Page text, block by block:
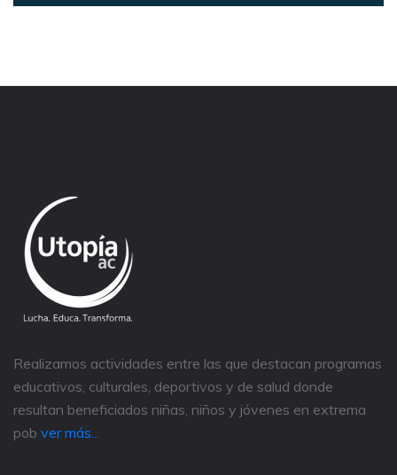
Realizamos actividades entre las que destacan programas
educativos, culturales, deportivos y de salud donde
resultan beneficiados niñas, niños y jóvenes en extrema
pob ver más...